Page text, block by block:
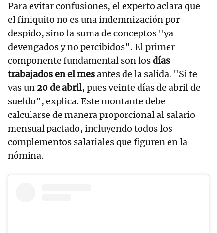
Para evitar confusiones, el experto aclara que
el finiquito no es una indemnización por
despido, sino la suma de conceptos "ya
devengados y no percibidos". El primer
componente fundamental son losdías
trabajados en el mesantes de la salida. "Si te
vas un 20 de abril, pues veinte días de abril de
sueldo", explica. Este montante debe
calcularse de manera proporcional al salario
mensual pactado, incluyendo todos los
complementos salariales que figuren en la
nómina.